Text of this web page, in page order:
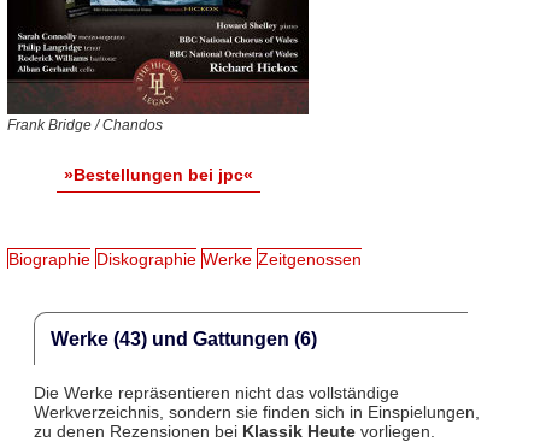
Frank Bridge / Chandos
»Bestellungen bei jpc«
Biographie Diskographie Werke Zeitgenossen
Werke (43) und Gattungen (6)
Die Werke repräsentieren nicht das vollständige
Werkverzeichnis, sondern sie finden sich in Einspielungen,
zu denen Rezensionen bei Klassik Heutevorliegen.